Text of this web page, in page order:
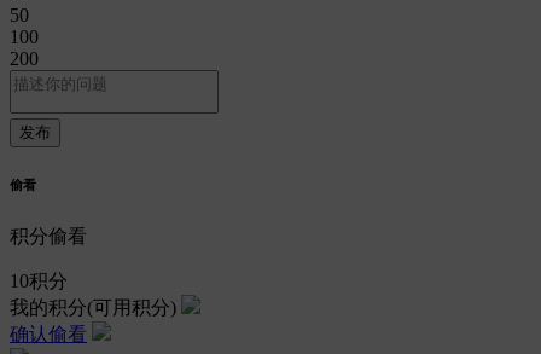
50
100
200
偷看
积分偷看
10积分
我的积分(可用积分)
确认偷看